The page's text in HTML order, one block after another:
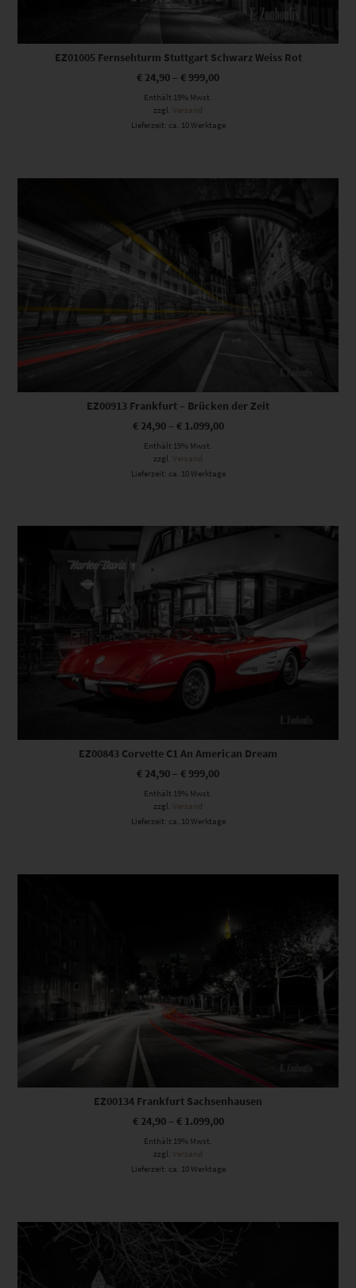
EZ01005 Fernsehturm Stuttgart Schwarz Weiss Rot
€ 24,90 – € 999,00
Enthält 19% Mwst.
zzgl. Versand
Lieferzeit: ca. 10 Werktage
Dieses Produkt weist mehrere Varianten auf. Die Optionen können auf der Produktseite gewählt werden
EZ00913 Frankfurt – Brücken der Zeit
€24,90– €1.099,00
Enthält 19% Mwst.
zzgl.
Versand
Lieferzeit: ca. 10 Werktage
Dieses Produkt weist mehrere Varianten auf. Die Optionen können auf der Produktseite gewählt werden
EZ00843 Corvette C1 An American Dream
€ 24,90 – € 999,00
Enthält 19% Mwst.
zzgl. Versand
Lieferzeit: ca. 10 Werktage
Dieses Produkt weist mehrere Varianten auf. Die Optionen können auf der Produktseite gewählt werden
EZ00134 Frankfurt Sachsenhausen
€24,90– €1.099,00
Enthält 19% Mwst.
zzgl. Versand
Lieferzeit: ca. 10 Werktage
Dieses Produkt weist mehrere Varianten auf. Die Optionen können auf der Produktseite gewählt werden